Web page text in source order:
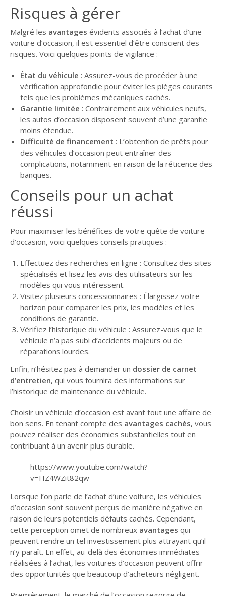
Risques à gérer
Malgré les avantages évidents associés à l’achat d’une
voiture d’occasion, il est essentiel d’être conscient des
risques. Voici quelques points de vigilance :
État du véhicule : Assurez-vous de procéder à une
vérification approfondie pour éviter les pièges courants
tels que les problèmes mécaniques cachés.
Garantie limitée : Contrairement aux véhicules neufs,
les autos d’occasion disposent souvent d’une garantie
moins étendue.
Difficulté de financement : L’obtention de prêts pour
des véhicules d’occasion peut entraîner des
complications, notamment en raison de la réticence des
banques.
Conseils pour un achat
réussi
Pour maximiser les bénéfices de votre quête de voiture
d’occasion, voici quelques conseils pratiques :
Effectuez des recherches en ligne : Consultez des sites
spécialisés et lisez les avis des utilisateurs sur les
modèles qui vous intéressent.
Visitez plusieurs concessionnaires : Élargissez votre
horizon pour comparer les prix, les modèles et les
conditions de garantie.
Vérifiez l’historique du véhicule : Assurez-vous que le
véhicule n’a pas subi d’accidents majeurs ou de
réparations lourdes.
Enfin, n’hésitez pas à demander un dossier de carnet
d’entretien, qui vous fournira des informations sur
l’historique de maintenance du véhicule.
Choisir un véhicule d’occasion est avant tout une affaire de
bon sens. En tenant compte des avantages cachés, vous
pouvez réaliser des économies substantielles tout en
contribuant à un avenir plus durable.
https://www.youtube.com/watch?
v=HZ4WZit82qw
Lorsque l’on parle de l’achat d’une voiture, les véhicules
d’occasion sont souvent perçus de manière négative en
raison de leurs potentiels défauts cachés. Cependant,
cette perception omet de nombreux avantages qui
peuvent rendre un tel investissement plus attrayant qu’il
n’y paraît. En effet, au-delà des économies immédiates
réalisées à l’achat, les voitures d’occasion peuvent offrir
des opportunités que beaucoup d’acheteurs négligent.